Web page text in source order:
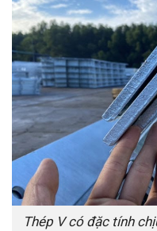
Thép V có đặc tính